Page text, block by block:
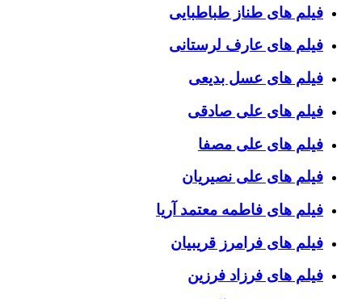
فیلم های طناز طباطبایی
فیلم های عارف لرستانی
فیلم های عسل بدیعی
فیلم های علی صادقی
فیلم های علی مصفا
فیلم های علی نصیریان
فیلم های فاطمه معتمد آریا
فیلم های فرامرز قریبیان
فیلم های فرزاد فرزین